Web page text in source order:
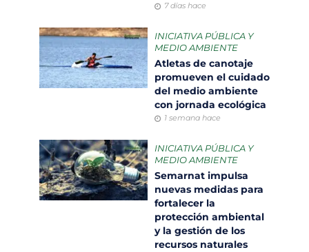
7 días hace
INICIATIVA PÚBLICA Y
MEDIO AMBIENTE
Atletas de canotaje
promueven el cuidado
del medio ambiente
con jornada ecológica
1 semana hace
INICIATIVA PÚBLICA Y
MEDIO AMBIENTE
Semarnat impulsa
nuevas medidas para
fortalecer la
protección ambiental
y la gestión de los
recursos naturales